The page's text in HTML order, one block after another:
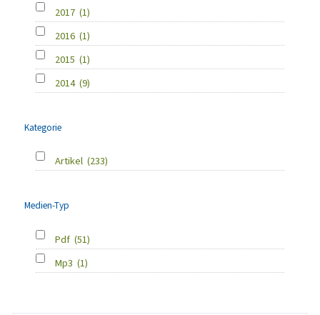
2017 (1)
2016 (1)
2015 (1)
2014 (9)
Kategorie
Artikel (233)
Medien-Typ
Pdf (51)
Mp3 (1)